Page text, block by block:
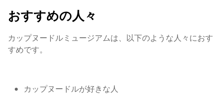
おすすめの人々
カップヌードルミュージアムは、以下のような人々におす
すめです。
カップヌードルが好きな人